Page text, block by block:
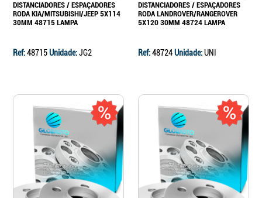
DISTANCIADORES / ESPAÇADORES
RODA KIA/MITSUBISHI/JEEP 5X114
30MM 48715 LAMPA
Ref:48715Unidade:JG2
DISTANCIADORES / ESPAÇADORES
RODA LANDROVER/RANGEROVER
5X120 30MM 48724 LAMPA
Ref:48724Unidade:UNI